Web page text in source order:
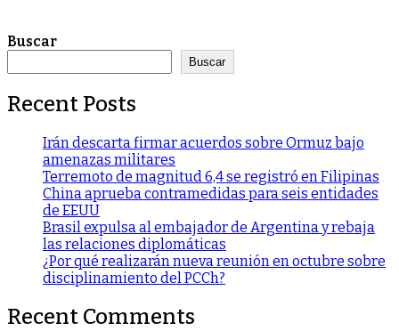
Buscar
Buscar
Recent Posts
Irán descarta firmar acuerdos sobre Ormuz bajo
amenazas militares
Terremoto de magnitud 6,4 se registró en Filipinas
China aprueba contramedidas para seis entidades
de EEUU
Brasil expulsa al embajador de Argentina y rebaja
las relaciones diplomáticas
¿Por qué realizarán nueva reunión en octubre sobre
disciplinamiento del PCCh?
Recent Comments